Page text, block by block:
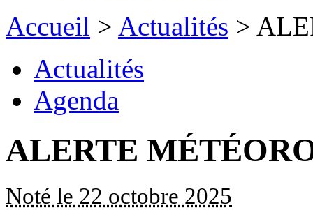
Accueil > Actualités >
Actualités
Agenda
ALERTE
Noté le 22 octobre 2025